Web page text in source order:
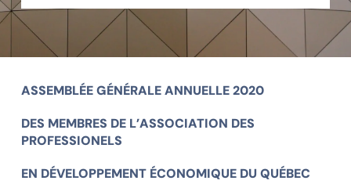
ASSEMBLÉE GÉNÉRALE ANNUELLE 2020
DES MEMBRES DE L’ASSOCIATION DES
PROFESSIONELS
EN DÉVELOPPEMENT ÉCONOMIQUE DU QUÉBEC